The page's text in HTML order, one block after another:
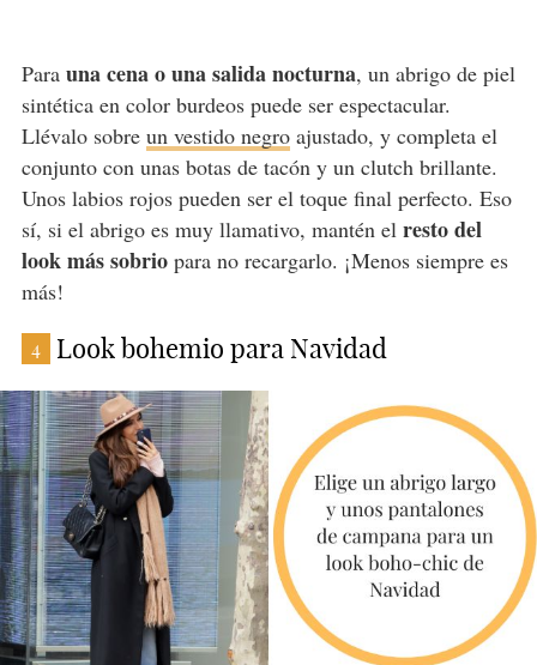
Para una cena o una salida nocturna, un abrigo de piel
sintética en color burdeos puede ser espectacular.
Llévalo sobre un vestido negroajustado, y completa el
conjunto con unas botas de tacón y un clutch brillante.
Unos labios rojos pueden ser el toque final perfecto. Eso
sí, si el abrigo es muy llamativo, mantén el resto del
look más sobriopara no recargarlo. ¡Menos siempre es
más!
4 Look bohemio para Navidad